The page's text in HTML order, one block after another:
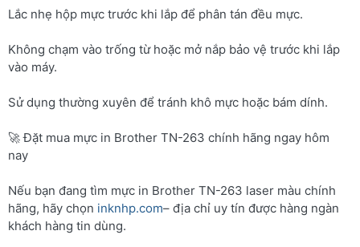
Lắc nhẹ hộp mực trước khi lắp để phân tán đều mực.
Không chạm vào trống từ hoặc mở nắp bảo vệ trước khi lắp
vào máy.
Sử dụng thường xuyên để tránh khô mực hoặc bám dính.
🚀 Đặt mua mực in Brother TN-263 chính hãng ngay hôm
nay
Nếu bạn đang tìm mực in Brother TN-263 laser màu chính
hãng, hãy chọn inknhp.com– địa chỉ uy tín được hàng ngàn
khách hàng tin dùng.